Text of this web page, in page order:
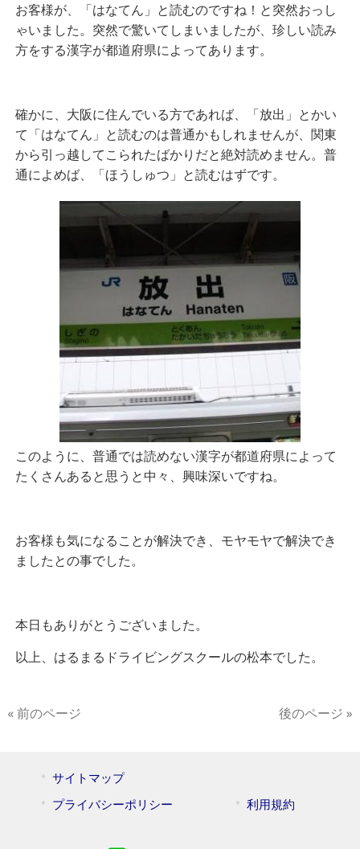
お客様が、「はなてん」と読むのですね！と突然おっし
ゃいました。突然で驚いてしまいましたが、珍しい読み
方をする漢字が都道府県によってあります。
確かに、大阪に住んでいる方であれば、「放出」とかい
て「はなてん」と読むのは普通かもしれませんが、関東
から引っ越してこられたばかりだと絶対読めません。普
通によめば、「ほうしゅつ」と読むはずです。
このように、普通では読めない漢字が都道府県によって
たくさんあると思うと中々、興味深いですね。
お客様も気になることが解決でき、モヤモヤで解決でき
ましたとの事でした。
本日もありがとうございました。
以上、はるまるドライビングスクールの松本でした。
« 前のページ 後のページ »
サイトマップ
プライバシーポリシー
利用規約